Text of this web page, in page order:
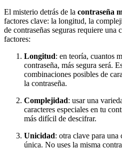
El misterio detrás de la contraseña
factores clave: la longitud, la
de contraseñas seguras requiere una
factores:
Longitud: en teoría, cuantos
contraseña, más segura será.
combinaciones posibles de
la contraseña.
Complejidad: usar una
caracteres especiales en tu
más difícil de descifrar.
Unicidad: otra clave para una
única. No uses la misma